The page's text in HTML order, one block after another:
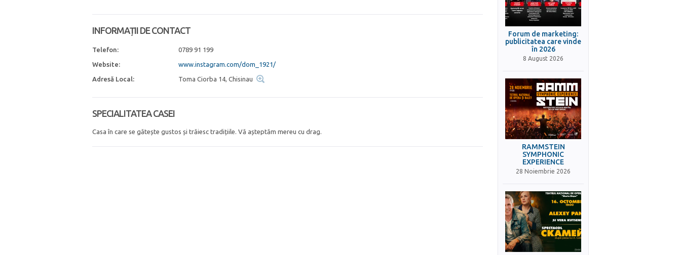
INFORMAȚII DE CONTACT
Telefon: 0789 91 199
Website: www.instagram.com/dom_1921/
Adresă Local: Toma Ciorba 14, Chisinau
SPECIALITATEA CASEI
Casa în care se gătește gustos și trăiesc tradițiile. Vă așteptăm mereu cu drag.
Forum de marketing:
publicitatea care vinde
în 2026
8 August 2026
RAMMSTEIN
SYMPHONIC
EXPERIENCE
28 Noiembrie 2026